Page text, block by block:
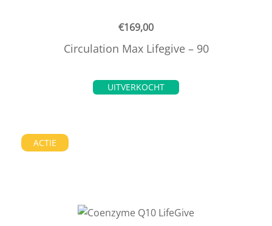
€169,00
Circulation Max Lifegive – 90
UITVERKOCHT
ACTIE